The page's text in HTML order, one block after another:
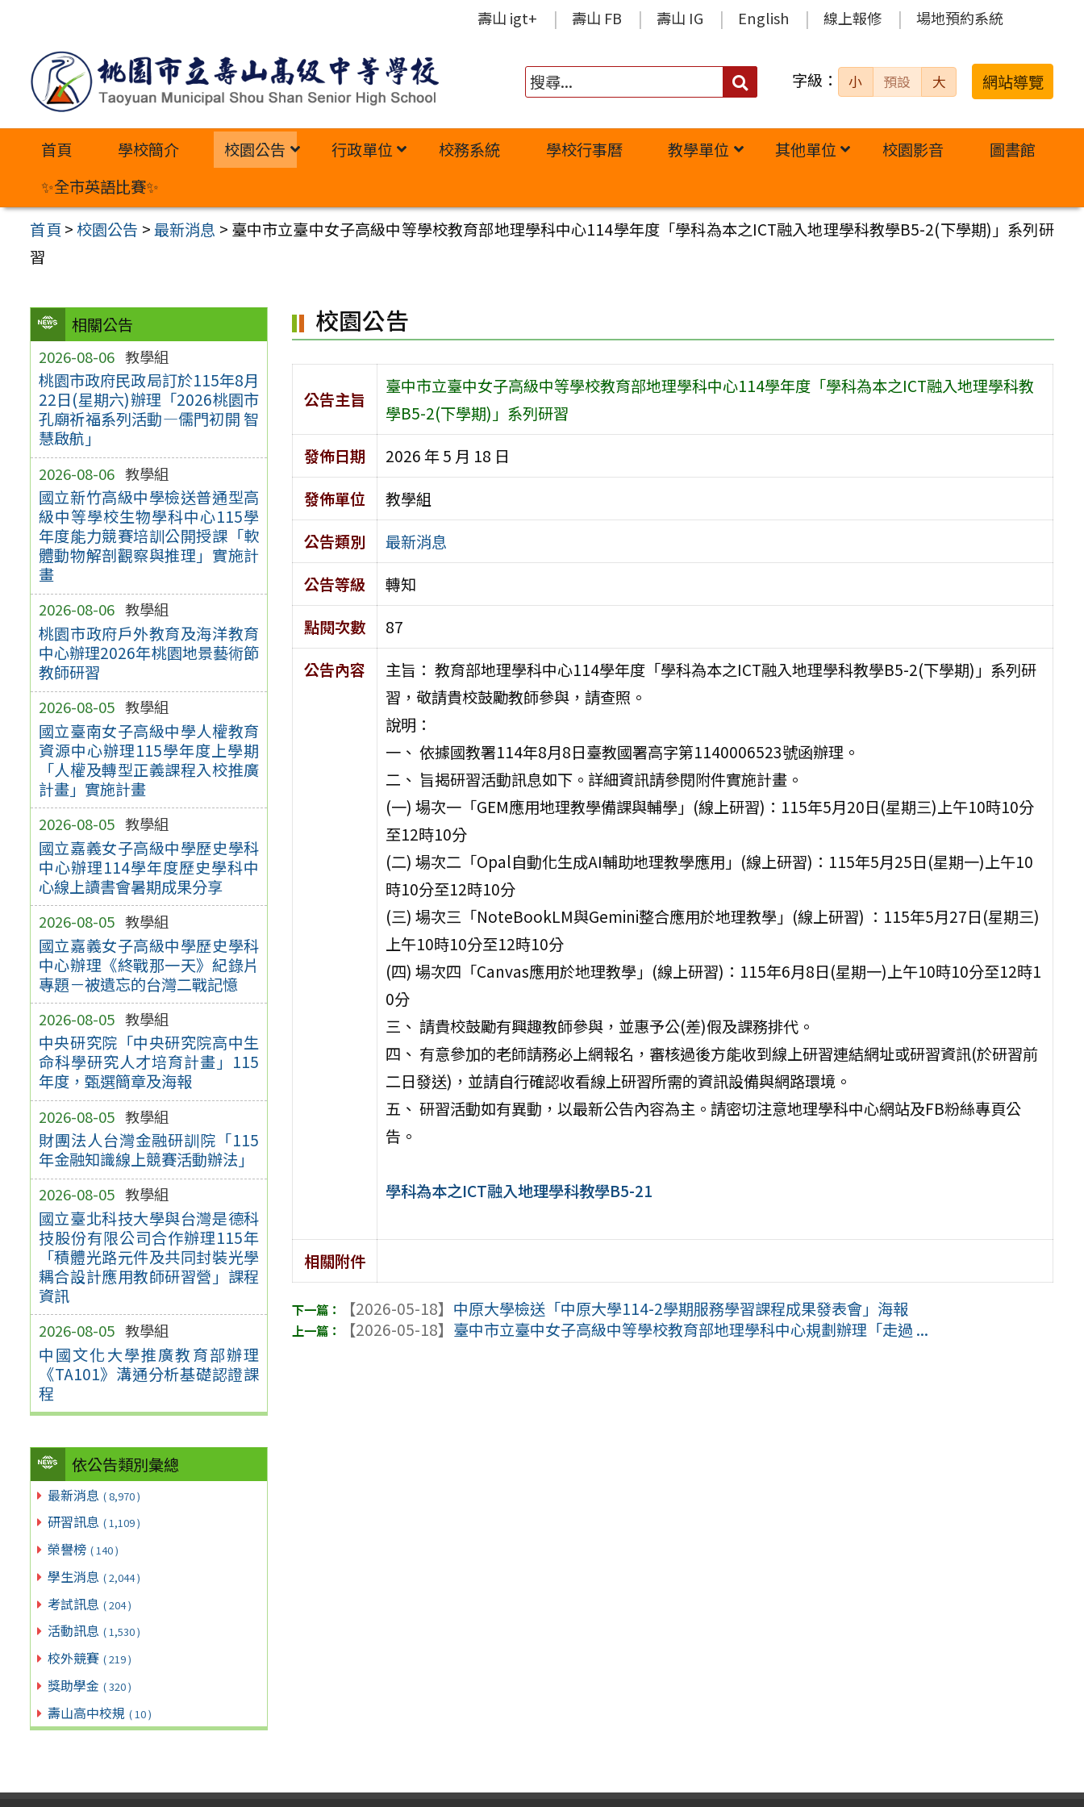
內
壽山 igt+ 壽山 FB 壽山 IG English 線上報修 場地預約系統
搜
字級： 小 預設 大 網站導覽
首頁 學校簡介 校園公告 行政單位 校務系統 學校行事曆 教學單位 其他單位 校園影音
圖書館
✨全市英語比賽✨
首頁 >校園公告 >最新消息 > 臺中市立臺中女子高級中等學校教育部地理學科中心114學年度「學科為本之ICT融入地理學科教學B5-2(下學期)」系列研
習
相關公告
2026-08-06 教學組
桃園市政府民政局訂於115年8月
22日(星期六)辦理「2026桃園市
孔廟祈福系列活動—儒門初開 智
慧啟航」
2026-08-06 教學組
國立新竹高級中學檢送普通型高
級中等學校生物學科中心115學
年度能力競賽培訓公開授課「軟
體動物解剖觀察與推理」實施計
畫
2026-08-06 教學組
桃園市政府戶外教育及海洋教育
中心辦理2026年桃園地景藝術節
教師研習
2026-08-05 教學組
國立臺南女子高級中學人權教育
資源中心辦理115學年度上學期
「人權及轉型正義課程入校推廣
計畫」實施計畫
2026-08-05 教學組
國立嘉義女子高級中學歷史學科
中心辦理114學年度歷史學科中
心線上讀書會暑期成果分享
2026-08-05 教學組
國立嘉義女子高級中學歷史學科
中心辦理《終戰那一天》紀錄片
專題－被遺忘的台灣二戰記憶
2026-08-05 教學組
中央研究院「中央研究院高中生
命科學研究人才培育計畫」115
年度，甄選簡章及海報
2026-08-05 教學組
財團法人台灣金融研訓院「115
年金融知識線上競賽活動辦法」
2026-08-05 教學組
國立臺北科技大學與台灣是德科
技股份有限公司合作辦理115年
「積體光路元件及共同封裝光學
耦合設計應用教師研習營」課程
資訊
2026-08-05 教學組
中國文化大學推廣教育部辦理
《TA101》溝通分析基礎認證課
程
依公告類別彙總
最新消息 ( 8,970 )
研習訊息 ( 1,109 )
榮譽榜 ( 140 )
學生消息 ( 2,044 )
考試訊息 ( 204 )
活動訊息 ( 1,530 )
校外競賽 ( 219 )
獎助學金 ( 320 )
壽山高中校規 ( 10 )
校園公告
公告主旨
臺中市立臺中女子高級中等學校教育部地理學科中心114學年度「學科為本之ICT融入地理學科教
學B5-2(下學期)」系列研習
發佈日期
2026 年 5 月 18 日
發佈單位
教學組
公告類別
最新消息
公告等級
轉知
點閱次數
87
公告內容
主旨： 教育部地理學科中心114學年度「學科為本之ICT融入地理學科教學B5-2(下學期)」系列研
習，敬請貴校鼓勵教師參與，請查照。
說明：
一、 依據國教署114年8月8日臺教國署高字第1140006523號函辦理。
二、 旨揭研習活動訊息如下。詳細資訊請參閱附件實施計畫。
(一) 場次一「GEM應用地理教學備課與輔學」(線上研習)：115年5月20日(星期三)上午10時10分
至12時10分
(二) 場次二「Opal自動化生成AI輔助地理教學應用」(線上研習)：115年5月25日(星期一)上午10
時10分至12時10分
(三) 場次三「NoteBookLM與Gemini整合應用於地理教學」(線上研習) ：115年5月27日(星期三)
上午10時10分至12時10分
(四) 場次四「Canvas應用於地理教學」(線上研習)：115年6月8日(星期一)上午10時10分至12時1
0分
三、 請貴校鼓勵有興趣教師參與，並惠予公(差)假及課務排代。
四、 有意參加的老師請務必上網報名，審核過後方能收到線上研習連結網址或研習資訊(於研習前
二日發送)，並請自行確認收看線上研習所需的資訊設備與網路環境。
五、 研習活動如有異動，以最新公告內容為主。請密切注意地理學科中心網站及FB粉絲專頁公
告。
學科為本之ICT融入地理學科教學B5-21
相關附件
【2026-05-18】 中原大學檢送「中原大學114-2學期服務學習課程成果發表會」海報
【2026-05-18】 臺中市立臺中女子高級中等學校教育部地理學科中心規劃辦理「走過 ...